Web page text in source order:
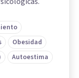
Obesidad
Autoestima